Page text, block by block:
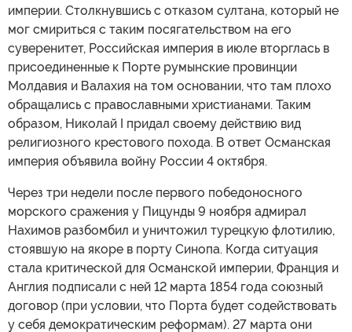
империи. Столкнувшись с отказом султана, который не
мог смириться с таким посягательством на его
суверенитет, Российская империя в июле вторглась в
присоединенные к Порте румынские провинции
Молдавия и Валахия на том основании, что там плохо
обращались с православными христианами. Таким
образом, Николай I придал своему действию вид
религиозного крестового похода. В ответ Османская
империя объявила войну России 4 октября.
Через три недели после первого победоносного
морского сражения у Пицунды 9 ноября адмирал
Нахимов разбомбил и уничтожил турецкую флотилию,
стоявшую на якоре в порту Синопа. Когда ситуация
стала критической для Османской империи, Франция и
Англия подписали с ней 12 марта 1854 года союзный
договор (при условии, что Порта будет содействовать
у себя демократическим реформам). 27 марта они